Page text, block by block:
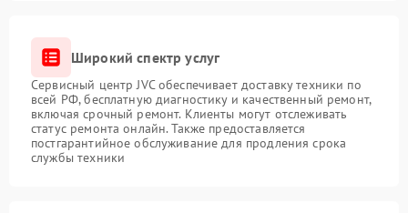
Широкий спектр услуг
Сервисный центр JVC обеспечивает доставку техники по
всей РФ, бесплатную диагностику и качественный ремонт,
включая срочный ремонт. Клиенты могут отслеживать
статус ремонта онлайн. Также предоставляется
постгарантийное обслуживание для продления срока
службы техники